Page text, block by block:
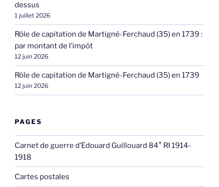
dessus
1 juillet 2026
Rôle de capitation de Martigné-Ferchaud (35) en 1739 :
par montant de l’impôt
12 juin 2026
Rôle de capitation de Martigné-Ferchaud (35) en 1739
12 juin 2026
PAGES
Carnet de guerre d’Edouard Guillouard 84° RI 1914-
1918
Cartes postales